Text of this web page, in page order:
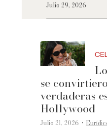
Julio 29, 2026
se
verdaderas
Hollywood
Julio 21, 2026 ·